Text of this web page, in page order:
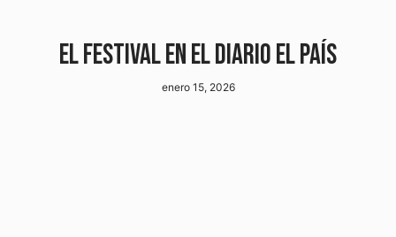
EL FESTIVAL EN EL DIARIO EL PAÍS
enero 15, 2026